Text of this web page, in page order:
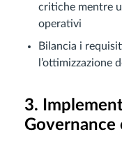
critiche mentre
operativi
Bilancia i
l’ottimizzazione
3.
Governance